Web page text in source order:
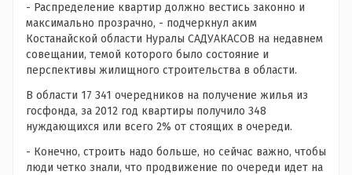
- Распределение квартир должно вестись законно и
максимально прозрачно, - подчеркнул аким
Костанайской области Нуралы САДУАКАСОВ на недавнем
совещании, темой которого было состояние и
перспективы жилищного строительства в области.
В области 17 341 очередников на получение жилья из
госфонда, за 2012 год квартиры получило 348
нуждающихся или всего 2% от стоящих в очереди.
- Конечно, строить надо больше, но сейчас важно, чтобы
люди четко знали, что продвижение по очереди идет на